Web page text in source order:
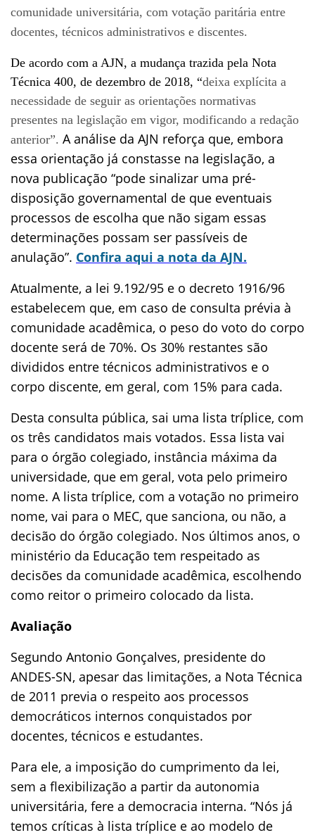
comunidade universitária, com votação paritária entre
docentes, técnicos administrativos e discentes.
De acordo com a AJN, a mudança trazida pela Nota
Técnica 400, de dezembro de 2018, “deixa explícita a
necessidade de seguir as orientações normativas
presentes na legislação em vigor, modificando a redação
anterior”. A análise da AJN reforça que, embora
essa orientação já constasse na legislação, a
nova publicação “pode sinalizar uma pré-
disposição governamental de que eventuais
processos de escolha que não sigam essas
determinações possam ser passíveis de
anulação”. Confira aqui a nota da AJN.
Atualmente, a lei 9.192/95 e o decreto 1916/96
estabelecem que, em caso de consulta prévia à
comunidade acadêmica, o peso do voto do corpo
docente será de 70%. Os 30% restantes são
divididos entre técnicos administrativos e o
corpo discente, em geral, com 15% para cada.
Desta consulta pública, sai uma lista tríplice, com
os três candidatos mais votados. Essa lista vai
para o órgão colegiado, instância máxima da
universidade, que em geral, vota pelo primeiro
nome. A lista tríplice, com a votação no primeiro
nome, vai para o MEC, que sanciona, ou não, a
decisão do órgão colegiado. Nos últimos anos, o
ministério da Educação tem respeitado as
decisões da comunidade acadêmica, escolhendo
como reitor o primeiro colocado da lista.
Avaliação
Segundo Antonio Gonçalves, presidente do
ANDES-SN, apesar das limitações, a Nota Técnica
de 2011 previa o respeito aos processos
democráticos internos conquistados por
docentes, técnicos e estudantes.
Para ele, a imposição do cumprimento da lei,
sem a flexibilização a partir da autonomia
universitária, fere a democracia interna. “Nós já
temos críticas à lista tríplice e ao modelo de